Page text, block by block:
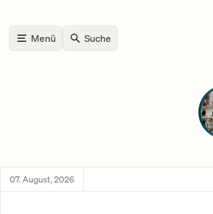
Menü Suche
07. August, 2026